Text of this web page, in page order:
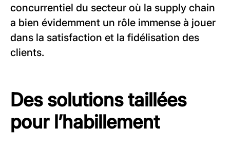
concurrentiel du secteur où la supply chain
a bien évidemment un rôle immense à jouer
dans la satisfaction et la fidélisation des
clients.
Des solutions taillées
pour l’habillement